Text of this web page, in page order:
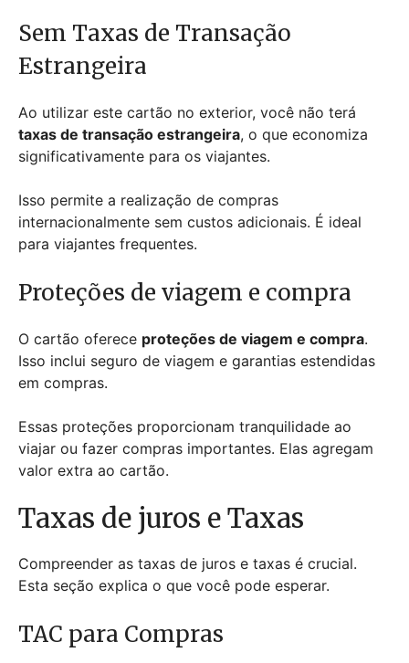
Sem Taxas de Transação
Estrangeira
Ao utilizar este cartão no exterior, você não terá
taxas de transação estrangeira, o que economiza
significativamente para os viajantes.
Isso permite a realização de compras
internacionalmente sem custos adicionais. É ideal
para viajantes frequentes.
Proteções de viagem e compra
O cartão oferece proteções de viagem e compra.
Isso inclui seguro de viagem e garantias estendidas
em compras.
Essas proteções proporcionam tranquilidade ao
viajar ou fazer compras importantes. Elas agregam
valor extra ao cartão.
Taxas de juros e Taxas
Compreender as taxas de juros e taxas é crucial.
Esta seção explica o que você pode esperar.
TAC para Compras